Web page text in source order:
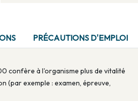
PRÉCAUTIONS D'EMPLOI
confère à l'organisme plus de vitalité
(par exemple : examen, épreuve,